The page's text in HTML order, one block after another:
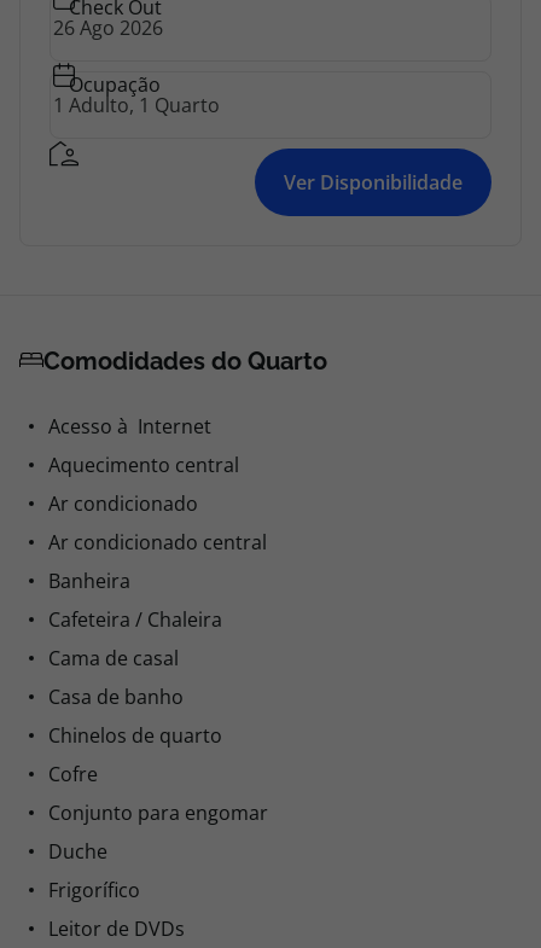
Check Out
Ocupação
Ver Disponibilidade
Comodidades do Quarto
Acesso à Internet
Aquecimento central
Ar condicionado
Ar condicionado central
Banheira
Cafeteira / Chaleira
Cama de casal
Casa de banho
Chinelos de quarto
Cofre
Conjunto para engomar
Duche
Frigorífico
Leitor de DVDs